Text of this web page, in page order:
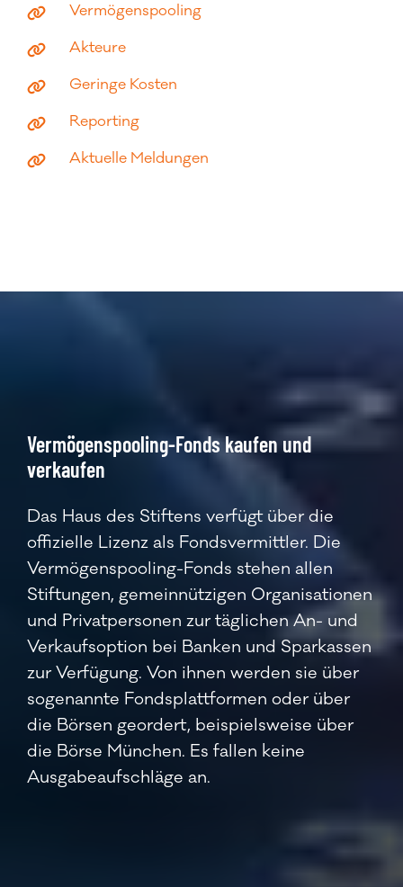
Vermögenspooling
Akteure
Geringe Kosten
Reporting
Aktuelle Meldungen
Vermögenspooling-Fonds kaufen und
verkaufen
Das Haus des Stiftens verfügt über die
offizielle Lizenz als Fondsvermittler. Die
Vermögenspooling-Fonds stehen allen
Stiftungen, gemeinnützigen Organisationen
und Privatpersonen zur täglichen An- und
Verkaufsoption bei Banken und Sparkassen
zur Verfügung. Von ihnen werden sie über
sogenannte Fondsplattformen oder über
die Börsen geordert, beispielsweise über
die Börse München. Es fallen keine
Ausgabeaufschläge an.